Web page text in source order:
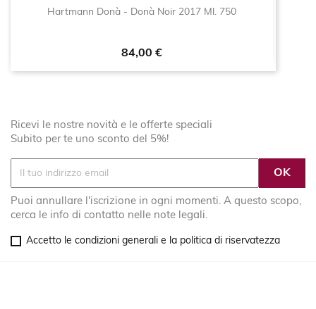
Hartmann Donà - Donà Noir 2017 Ml. 750
Prezzo
84,00 €
Ricevi le nostre novità e le offerte speciali
Subito per te uno sconto del 5%!
Puoi annullare l'iscrizione in ogni momenti. A questo scopo,
cerca le info di contatto nelle note legali.
Accetto le condizioni generali e la politica di riservatezza